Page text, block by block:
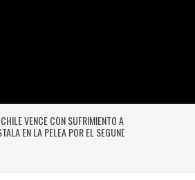
VENCE CON SUFRIMIENTO A AUDAX
EN LA PELEA POR EL SEGUNDO LUGAR